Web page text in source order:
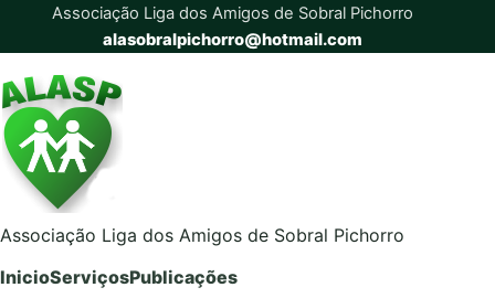
Associação Liga dos Amigos de Sobral Pichorro
alasobralpichorro@hotmail.com
Associação Liga dos Amigos de Sobral Pichorro
InicioServiçosPublicações